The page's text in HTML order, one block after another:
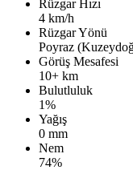
Rüzgar Hızı
4 km/h
Rüzgar Yönü
Poyraz
Görüş Mesafesi
10+ km
Bulutluluk
1%
Yağış
0 mm
Nem
74%